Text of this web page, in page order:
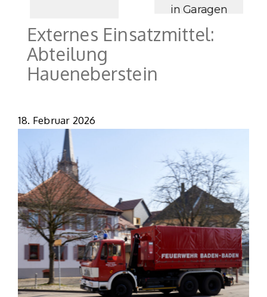
in Garagen
Externes Einsatzmittel:
Abteilung
Haueneberstein
18. Februar 2026